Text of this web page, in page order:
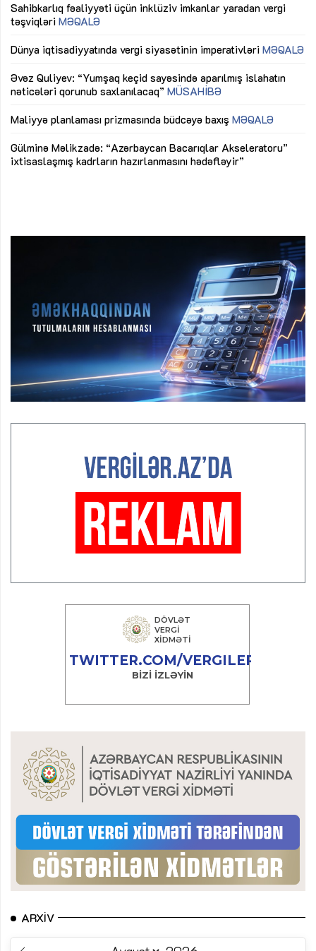
Sahibkarlıq fəaliyyəti üçün inklüziv imkanlar yaradan vergi
təşviqləri MƏQALƏ
Dünya iqtisadiyyatında vergi siyasətinin imperativləri MƏQALƏ
Əvəz Quliyev: “Yumşaq keçid sayəsində aparılmış islahatın
nəticələri qorunub saxlanılacaq” MÜSAHİBƏ
Maliyyə planlaması prizmasında büdcəyə baxış MƏQALƏ
Gülminə Məlikzadə: “Azərbaycan Bacarıqlar Akseleratoru”
ixtisaslaşmış kadrların hazırlanmasını hədəfləyir”
ARXIV